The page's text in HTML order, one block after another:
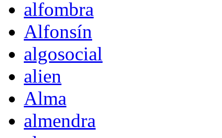
alfombra
Alfonsín
algosocial
alien
Alma
almendra